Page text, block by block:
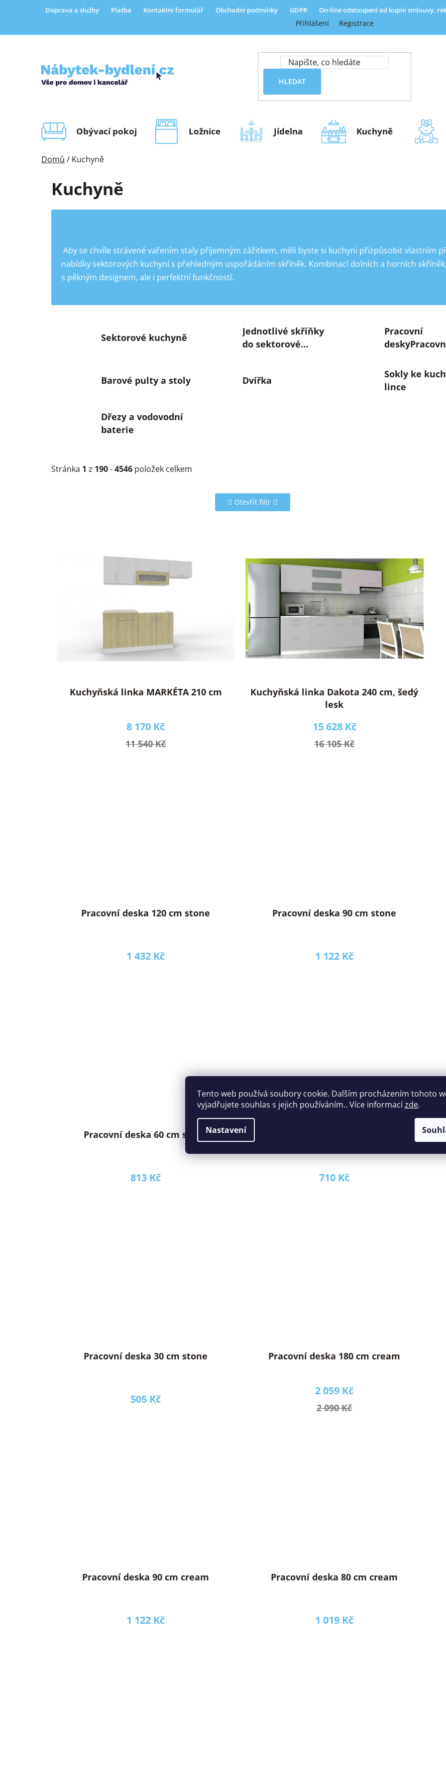
Tento web používá soubory cookie. Dalším procházením tohoto
vyjadřujete souhlas s jejich používáním.. Více informacízde.
Nastavení
Doprava a služby Platba Kontaktní formulář Obchodní podmínky GDPR On-line odstoupení od kupní smlouvy,
Přihlášení Registrace
HLEDAT
Obývací pokoj Ložnice Jídelna Kuchyně
Domů / Kuchyně
Kuchyně
Aby se chvíle strávené vařením staly příjemným zážitkem, měli byste si kuchyni přizpůsobit vlastním
nabídky sektorových kuchyní s přehledným uspořádáním skříněk. Kombinací dolních a horních
s pěkným designem, ale i perfektní funkčností.
Sektorové kuchyně
Jednotlivé skříňky
do sektorové
Pracovní
Barové pulty a stoly
Dvířka
Sokly ke
lince
Dřezy a vodovodní
baterie
Stránka 1 z 190-4546 položek celkem
Otevřít filtr
Kuchyňská linka MARKÉTA 210 cm
8 170 Kč
11 540 Kč
Kuchyňská linka Dakota 240 cm, šedý
lesk
15 628 Kč
16 105 Kč
Pracovní deska 120 cm stone
1 432 Kč
Pracovní deska 90 cm stone
1 122 Kč
Pracovní deska 60 cm stone
813 Kč 710 Kč
Pracovní deska 30 cm stone
505 Kč
Pracovní deska 180 cm cream
2 059 Kč
2 090 Kč
Pracovní deska 90 cm cream
1 122 Kč
Pracovní deska 80 cm cream
1 019 Kč